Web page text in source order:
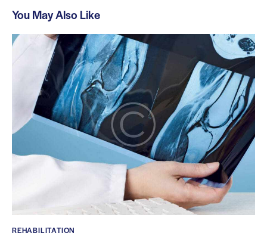
You May Also Like
REHABILITATION